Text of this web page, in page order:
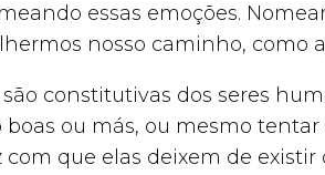
essas emoções.
nosso caminho, como
são constitutivas dos seres
boas ou más, ou mesmo
com que elas deixem de